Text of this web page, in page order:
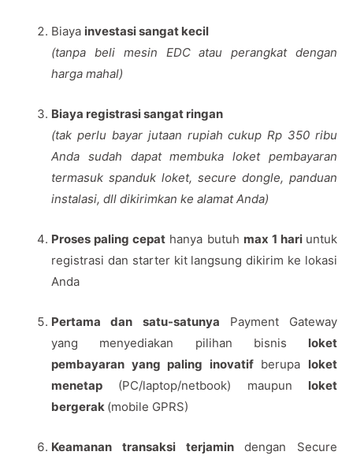
Biaya investasi sangat kecil
(tanpa beli mesin EDC atau perangkat dengan
harga mahal)
Biaya registrasi sangat ringan
(tak perlu bayar jutaan rupiah cukup Rp 350 ribu
Anda sudah dapat membuka loket pembayaran
termasuk spanduk loket, secure dongle, panduan
instalasi, dll dikirimkan ke alamat Anda)
Proses paling cepat hanya butuh max 1 hari untuk
registrasi dan starter kit langsung dikirim ke lokasi
Anda
Pertama dan satu-satunya Payment Gateway
yang menyediakan pilihan bisnis loket
pembayaran yang paling inovatifberupa loket
menetap (PC/laptop/netbook) maupun loket
bergerak (mobile GPRS)
Keamanan transaksi terjamin dengan Secure